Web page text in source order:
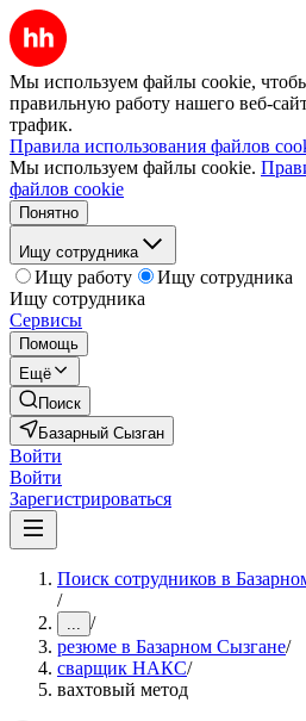
Мы используем файлы cookie,
правильную работу нашего веб-
трафик.
Правила использования файлов
Мы используем файлы cookie.
файлов cookie
Понятно
Ищу сотрудника
Ищу работу
Ищу сотрудника
Ищу сотрудника
Сервисы
Помощь
Ещё
Поиск
Базарный Сызган
Войти
Войти
Зарегистрироваться
Поиск сотрудников в
/
... /
резюме в Базарном Сызгане/
сварщик НАКС/
вахтовый метод